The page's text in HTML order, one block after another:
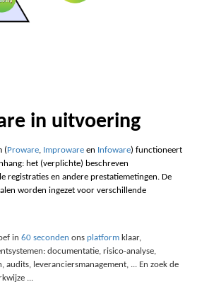
in uitvoering
( Proware, Improware en Infoware) functioneert
het (verplichte) beschreven
registraties en andere prestatiemetingen. De
worden ingezet voor verschillende
in 60 seconden ons platform klaar,
documentatie, risico-analyse,
audits, leveranciersmanagement, ... En zoek de
...